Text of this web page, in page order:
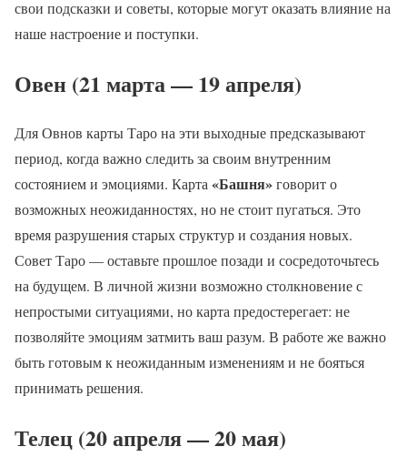
свои подсказки и советы, которые могут оказать влияние на
наше настроение и поступки.
Овен (21 марта — 19 апреля)
Для Овнов карты Таро на эти выходные предсказывают
период, когда важно следить за своим внутренним
состоянием и эмоциями. Карта«Башня»говорит о
возможных неожиданностях, но не стоит пугаться. Это
время разрушения старых структур и создания новых.
Совет Таро — оставьте прошлое позади и сосредоточьтесь
на будущем. В личной жизни возможно столкновение с
непростыми ситуациями, но карта предостерегает: не
позволяйте эмоциям затмить ваш разум. В работе же важно
быть готовым к неожиданным изменениям и не бояться
принимать решения.
Телец (20 апреля — 20 мая)